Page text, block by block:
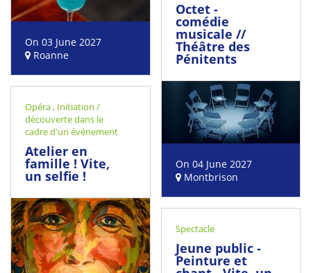
On 03 June 2027
Roanne
Octet -
comédie
musicale //
Théâtre des
Pénitents
On 04 June 2027
Montbrison
Opéra, Initiation /
découverte dans le
cadre d'un événement
Atelier en
famille ! Vite,
un selfie !
Spectacle
Jeune public -
Peinture et